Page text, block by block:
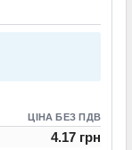
ЦІНА БЕЗ ПДВ
4.17 грн